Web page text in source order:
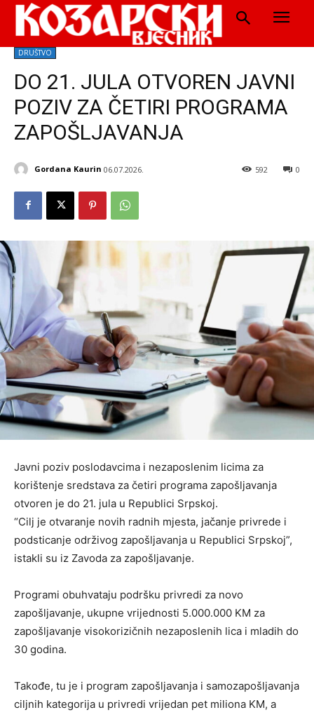
DRUŠTVO
DO 21. JULA OTVOREN JAVNI
POZIV ZA ČETIRI PROGRAMA
ZAPOŠLJAVANJA
Gordana Kaurin 06.07.2026. 0
592
Javni poziv poslodavcima i nezaposlenim licima za
korištenje sredstava za četiri programa zapošljavanja
otvoren je do 21. jula u Republici Srpskoj.
“Cilj je otvaranje novih radnih mjesta, jačanje privrede i
podsticanje održivog zapošljavanja u Republici Srpskoj”,
istakli su iz Zavoda za zapošljavanje.
Programi obuhvataju podršku privredi za novo
zapošljavanje, ukupne vrijednosti 5.000.000 KM za
zapošljavanje visokorizičnih nezaposlenih lica i mladih do
30 godina.
Takođe, tu je i program zapošljavanja i samozapošljavanja
ciljnih kategorija u privredi vrijedan pet miliona KM, a